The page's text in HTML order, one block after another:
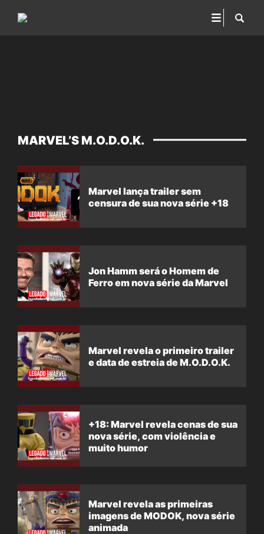
MARVEL’S M.O.D.O.K.
Marvel lança trailer sem
censura de sua nova série +18
Jon Hamm será o Homem de
Ferro em nova série da Marvel
Marvel revela o primeiro trailer
e data de estreia de M.O.D.O.K.
+18: Marvel revela cenas de sua
nova série, com violência e
muito humor
Marvel revela as primeiras
imagens de MODOK, nova série
animada